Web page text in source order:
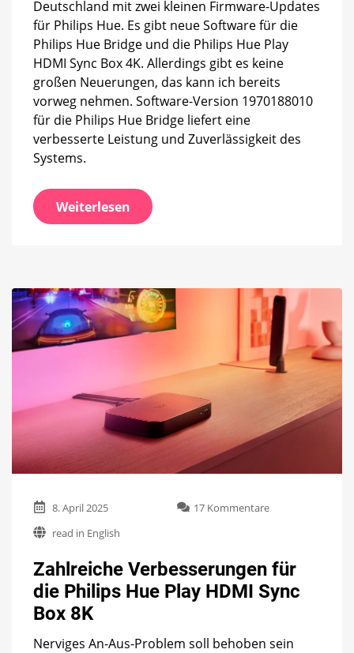
Deutschland mit zwei kleinen Firmware-Updates
für Philips Hue. Es gibt neue Software für die
Philips Hue Bridge und die Philips Hue Play
HDMI Sync Box 4K. Allerdings gibt es keine
großen Neuerungen, das kann ich bereits
vorweg nehmen. Software-Version 1970188010
für die Philips Hue Bridge liefert eine
verbesserte Leistung und Zuverlässigkeit des
Systems.
Weiterlesen
8. April 2025 17 Kommentarezu
die
Hue
Sync
read in English
Zahlreiche Verbesserungen für
die Philips Hue Play HDMI Sync
Box 8K
Nerviges An-Aus-Problem soll behoben sein